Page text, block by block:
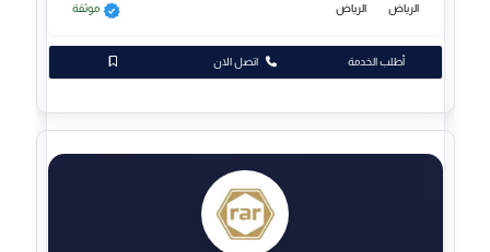
الرياض الرياض موثقة
اتصل الان أطلب الخدمة